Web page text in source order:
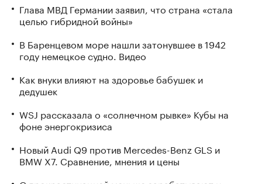
Глава МВД Германии заявил, что страна «стала
целью гибридной войны»
В Баренцевом море нашли затонувшее в 1942
году немецкое судно. Видео
Как внуки влияют на здоровье бабушек и
дедушек
WSJ рассказала о «солнечном рывке» Кубы на
фоне энергокризиса
Новый Audi Q9 против Mercedes-Benz GLS и
BMW X7. Сравнение, мнения и цены